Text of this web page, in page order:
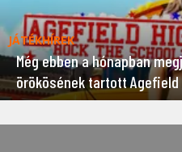
JÁTÉKHÍREK
Még ebben a hónapban
örökösének tartott Agefield